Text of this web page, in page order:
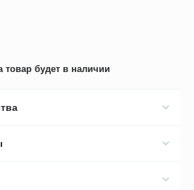
будет в наличии